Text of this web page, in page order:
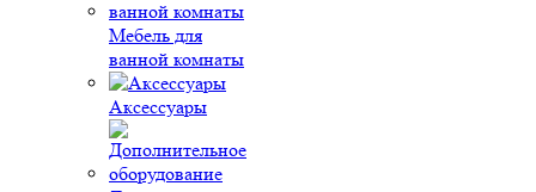
Мебель для
ванной комнаты
Аксессуары